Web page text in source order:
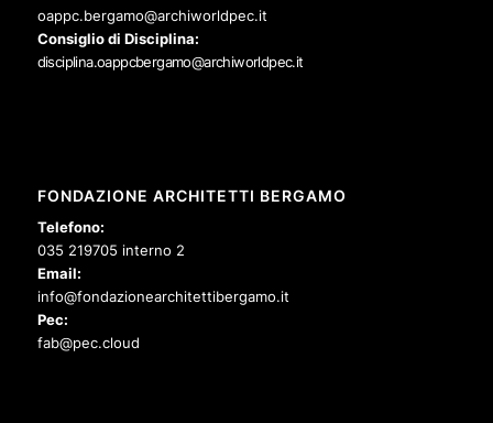
oappc.bergamo@archiworldpec.it
Consiglio di Disciplina:
disciplina.oappcbergamo@archiworldpec.it
FONDAZIONE ARCHITETTI BERGAMO
Telefono:
035 219705 interno 2
Email:
info@fondazionearchitettibergamo.it
Pec:
fab@pec.cloud